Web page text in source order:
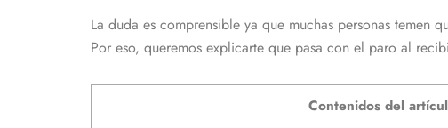
La duda es comprensible ya que muchas personas
Por eso, queremos explicarte que pasa con el paro al
Contenidos del